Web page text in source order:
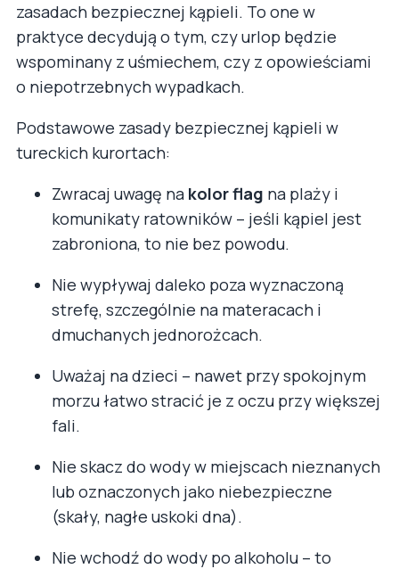
zasadach bezpiecznej kąpieli. To one w
praktyce decydują o tym, czy urlop będzie
wspominany z uśmiechem, czy z opowieściami
o niepotrzebnych wypadkach.
Podstawowe zasady bezpiecznej kąpieli w
tureckich kurortach:
Zwracaj uwagę na kolor flag na plaży i
komunikaty ratowników – jeśli kąpiel jest
zabroniona, to nie bez powodu.
Nie wypływaj daleko poza wyznaczoną
strefę, szczególnie na materacach i
dmuchanych jednorożcach.
Uważaj na dzieci – nawet przy spokojnym
morzu łatwo stracić je z oczu przy większej
fali.
Nie skacz do wody w miejscach nieznanych
lub oznaczonych jako niebezpieczne
(skały, nagłe uskoki dna).
Nie wchodź do wody po alkoholu – to